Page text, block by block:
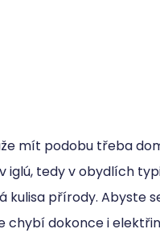
mít podobu třeba
tedy v obydlích
kulisa přírody. Abyste
dokonce i